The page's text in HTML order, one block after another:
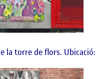
la torre de flors.